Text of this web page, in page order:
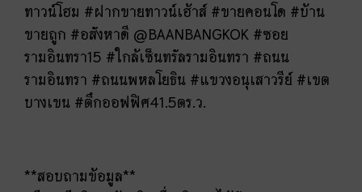
ทาวน์โฮม #ฝากขายทาวน์เฮ้าส์ #ขายคอนโด #บ้าน
ขายถูก #อสังหาดี @BAANBANGKOK #ซอย
รามอินทรา15 #ใกล้เซ็นทรัลรามอินทรา #ถนน
รามอินทรา #ถนนพหลโยธิน #แขวงอนุเสาวรีย์ #เขต
บางเขน #ตึกออฟฟิศ41.5ตร.ว.
**สอบถามข้อมูล**